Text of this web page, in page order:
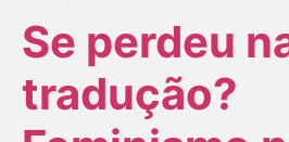
Se perdeu
tradução?